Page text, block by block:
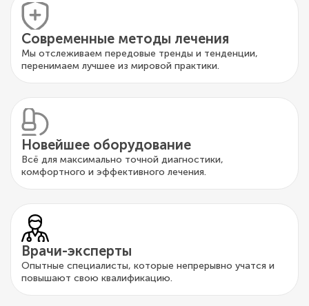
Современные методы лечения
Мы отслеживаем передовые тренды и тенденции,
перенимаем лучшее из мировой практики.
Новейшее оборудование
Всё для максимально точной диагностики,
комфортного и эффективного лечения.
Врачи-эксперты
Опытные специалисты, которые непрерывно учатся и
повышают свою квалификацию.